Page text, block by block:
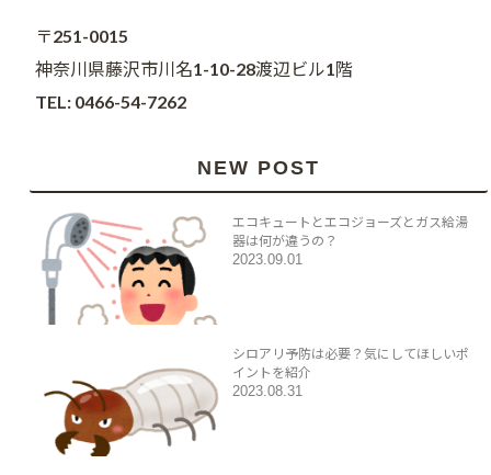
〒251-0015
神奈川県藤沢市川名1-10-28渡辺ビル1階
TEL: 0466-54-7262
NEW POST
エコキュートとエコジョーズとガス給湯
器は何が違うの？
2023.09.01
シロアリ予防は必要？気にしてほしいポ
イントを紹介
2023.08.31